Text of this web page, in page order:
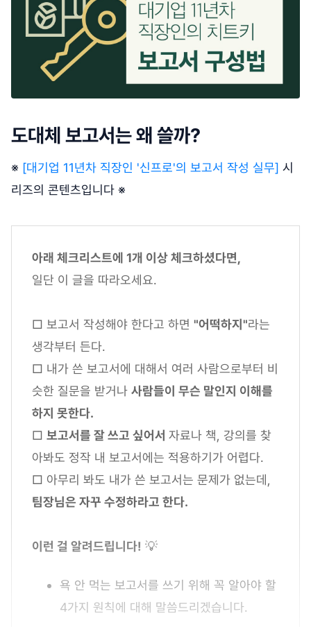
도대체 보고서는 왜 쓸까?
※ [대기업 11년차 직장인 '신프로'의 보고서 작성 실무] 시
리즈의 콘텐츠입니다 ※
아래 체크리스트에 1개 이상 체크하셨다면,
일단 이 글을 따라오세요.
□ 보고서 작성해야 한다고 하면 "어떡하지"라는
생각부터 든다.
□ 내가 쓴 보고서에 대해서 여러 사람으로부터 비
슷한 질문을 받거나 사람들이 무슨 말인지 이해를
하지 못한다.
□ 보고서를 잘 쓰고 싶어서 자료나 책, 강의를 찾
아봐도 정작 내 보고서에는 적용하기가 어렵다.
□ 아무리 봐도 내가 쓴 보고서는 문제가 없는데,
팀장님은 자꾸 수정하라고 한다.
이런 걸 알려드립니다! 💡
욕 안 먹는 보고서를 쓰기 위해 꼭 알아야 할
4가지 원칙에 대해 말씀드리겠습니다.